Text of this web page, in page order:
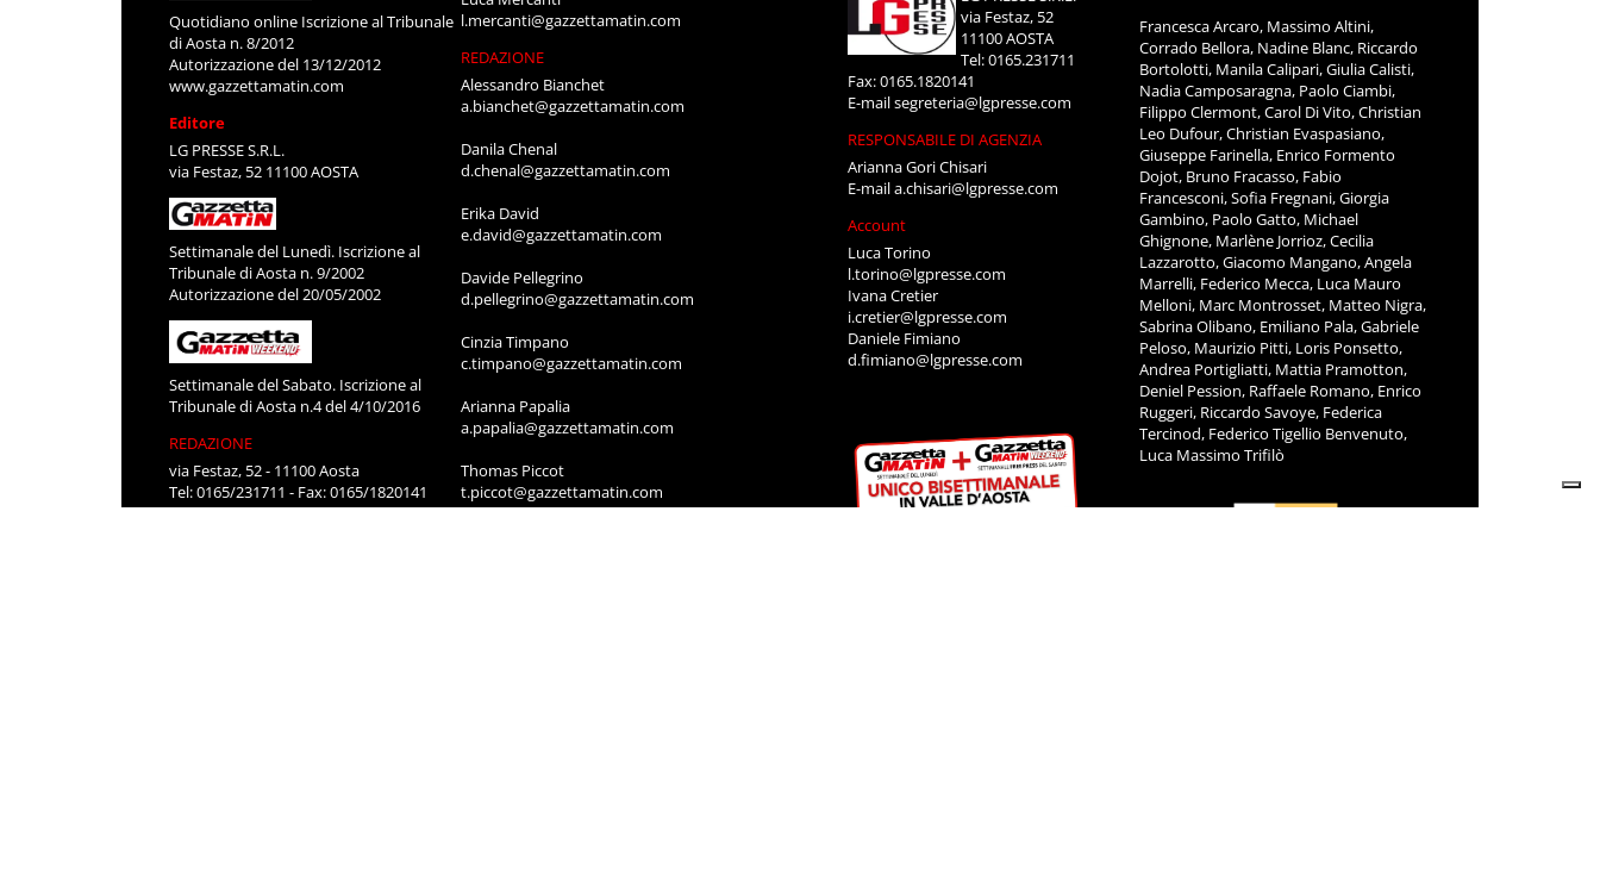
Quotidiano online Iscrizione al Tribunale
di Aosta n. 8/2012
Autorizzazione del 13/12/2012
www.gazzettamatin.com
Editore
LG PRESSE S.R.L.
via Festaz, 52 11100 AOSTA
Settimanale del Lunedì. Iscrizione al
Tribunale di Aosta n. 9/2002
Autorizzazione del 20/05/2002
Settimanale del Sabato. Iscrizione al
Tribunale di Aosta n.4 del 4/10/2016
REDAZIONE
via Festaz, 52 - 11100 Aosta
Tel: 0165/231711 - Fax: 0165/1820141
Mail:segreteria@gazzettamatin.com
l.mercanti@gazzettamatin.com
REDAZIONE
Alessandro Bianchet
a.bianchet@gazzettamatin.com
Danila Chenal
d.chenal@gazzettamatin.com
Erika David
e.david@gazzettamatin.com
Davide Pellegrino
d.pellegrino@gazzettamatin.com
Cinzia Timpano
c.timpano@gazzettamatin.com
Arianna Papalia
a.papalia@gazzettamatin.com
Thomas Piccot
t.piccot@gazzettamatin.com
via Festaz, 52
11100 AOSTA
Tel: 0165.231711
Fax: 0165.1820141
E-mailsegreteria@lgpresse.com
RESPONSABILE DI AGENZIA
Arianna Gori Chisari
E-maila.chisari@lgpresse.com
Account
Luca Torino
l.torino@lgpresse.com
Ivana Cretier
i.cretier@lgpresse.com
Daniele Fimiano
d.fimiano@lgpresse.com
Francesca Arcaro, Massimo Altini,
Corrado Bellora, Nadine Blanc, Riccardo
Bortolotti, Manila Calipari, Giulia Calisti,
Nadia Camposaragna, Paolo Ciambi,
Filippo Clermont, Carol Di Vito, Christian
Leo Dufour, Christian Evaspasiano,
Giuseppe Farinella, Enrico Formento
Dojot, Bruno Fracasso, Fabio
Francesconi, Sofia Fregnani, Giorgia
Gambino, Paolo Gatto, Michael
Ghignone, Marlène Jorrioz, Cecilia
Lazzarotto, Giacomo Mangano, Angela
Marrelli, Federico Mecca, Luca Mauro
Melloni, Marc Montrosset, Matteo Nigra,
Sabrina Olibano, Emiliano Pala, Gabriele
Peloso, Maurizio Pitti, Loris Ponsetto,
Andrea Portigliatti, Mattia Pramotton,
Deniel Pession, Raffaele Romano, Enrico
Ruggeri, Riccardo Savoye, Federica
Tercinod, Federico Tigellio Benvenuto,
Luca Massimo Trifilò